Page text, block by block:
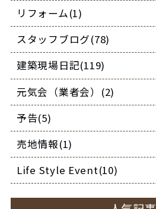
リフォーム(1)
スタッフブログ(78)
建築現場日記(119)
元気会（業者会）(2)
予告(5)
売地情報(1)
Life Style Event(10)